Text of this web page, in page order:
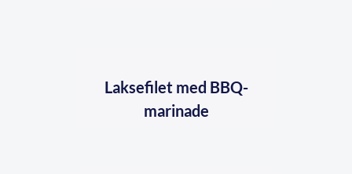
Laksefilet med BBQ-
marinade